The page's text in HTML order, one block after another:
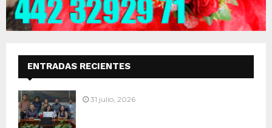
ENTRADAS RECIENTES
31 julio, 2026